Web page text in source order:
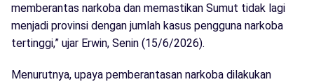
memberantas narkoba dan memastikan Sumut tidak lagi
menjadi provinsi dengan jumlah kasus pengguna narkoba
tertinggi,” ujar Erwin, Senin (15/6/2026).
Menurutnya, upaya pemberantasan narkoba dilakukan